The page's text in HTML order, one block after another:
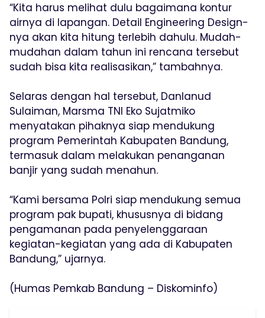
“Kita harus melihat dulu bagaimana kontur
airnya di lapangan. Detail Engineering Design-
nya akan kita hitung terlebih dahulu. Mudah-
mudahan dalam tahun ini rencana tersebut
sudah bisa kita realisasikan,” tambahnya.
Selaras dengan hal tersebut, Danlanud
Sulaiman, Marsma TNI Eko Sujatmiko
menyatakan pihaknya siap mendukung
program Pemerintah Kabupaten Bandung,
termasuk dalam melakukan penanganan
banjir yang sudah menahun.
“Kami bersama Polri siap mendukung semua
program pak bupati, khususnya di bidang
pengamanan pada penyelenggaraan
kegiatan-kegiatan yang ada di Kabupaten
Bandung,” ujarnya.
(Humas Pemkab Bandung – Diskominfo)